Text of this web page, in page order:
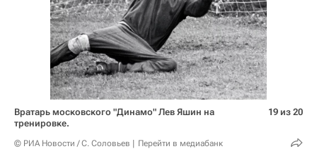
Вратарь московского "Динамо" Лев Яшин на
тренировке.
© РИА Новости / С. Соловьев Перейти в медиабанк
19 из 20